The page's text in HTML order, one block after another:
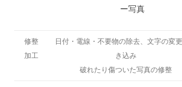
ー写真
修整
加工
日付・電線・不要物の除去、文字の変
き込み
破れたり傷ついた写真の修整